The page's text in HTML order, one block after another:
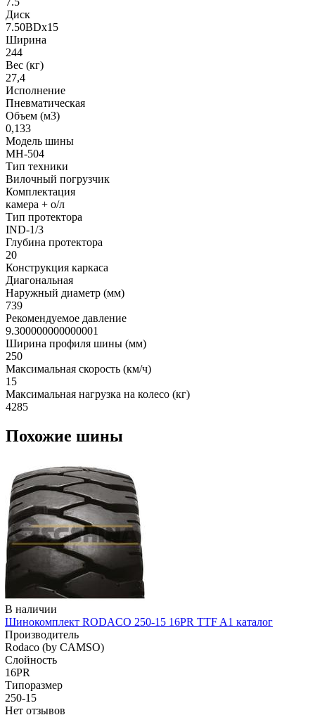
Диск
7.50BDx15
Ширина
244
Вес (кг)
27,4
Исполнение
Пневматическая
Объем (м3)
0,133
Модель шины
MH-504
Тип техники
Вилочный погрузчик
Комплектация
камера + о/л
Тип протектора
IND-1/3
Глубина протектора
20
Конструкция каркаса
Диагональная
Наружный диаметр (мм)
739
Рекомендуемое давление
9.300000000000001
Ширина профиля шины (мм)
250
Максимальная скорость (км/ч)
15
Максимальная нагрузка на колесо (кг)
4285
Похожие шины
В наличии
Шинокомплект RODACO 250-15 16PR TTF A1 каталог
Производитель
Rodaco (by CAMSO)
Слойность
16PR
Типоразмер
250-15
Нет отзывов